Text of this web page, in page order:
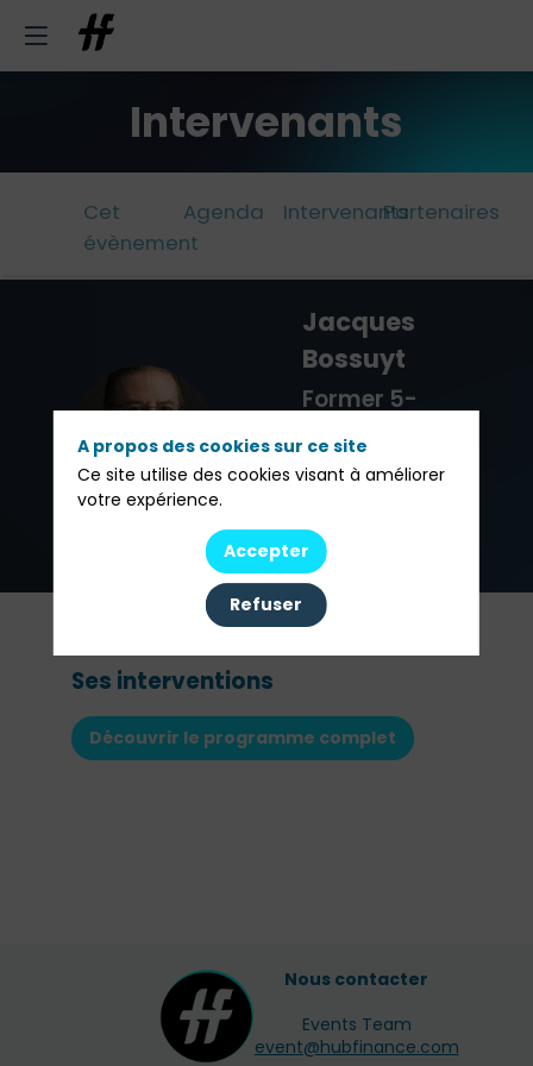
Intervenants
Cet
évènement
Agenda IntervenantsPartenaires
JB
Jacques
Bossuyt
Former 5-
Star
Morningstar
Manager
Ses interventions
Découvrir le programme complet
Nous contacter
Events Team
event@hubfinance.com
A propos des cookies sur ce site
Ce site utilise des cookies visant à améliorer
votre expérience.
Accepter
Refuser